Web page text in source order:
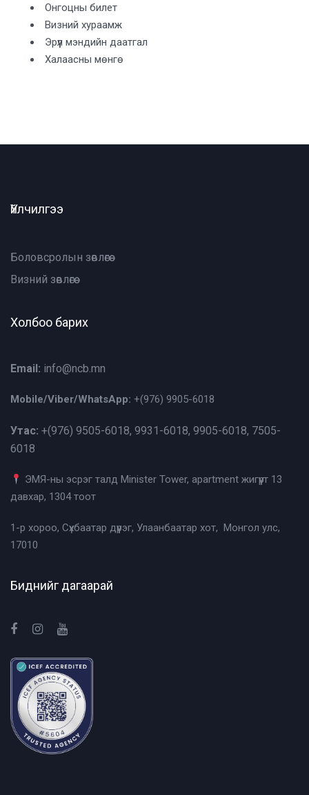
Онгоцны билет
Визний хураамж
Эрүүл мэндийн даатгал
Халаасны мөнгө
Үйлчилгээ
Боловсролын зөвлөгөө
Визний зөвлөгөө
Холбоо барих
Email: info@ncb.mn
Mobile/Viber/WhatsApp: +(976) 9905-6018
Утас: +(976) 9505-6018, 9931-6018, 9905-6018, 7505-
6018
ЭМЯ-ны эсрэг талд Minister Tower, apartment жигүүрт 13
давхар, 1304 тоот
1-р хороо, Сүхбаатар дүүрэг, Улаанбаатар хот, Монгол улс,
17010
Биднийг дагаарай